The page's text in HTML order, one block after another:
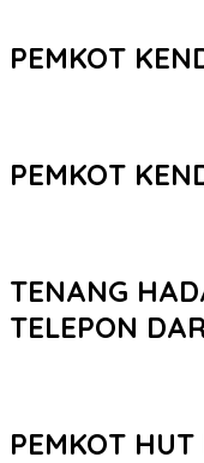
PEMKOT
PEMKOT
TENANG
TELEPON
PEMKOT